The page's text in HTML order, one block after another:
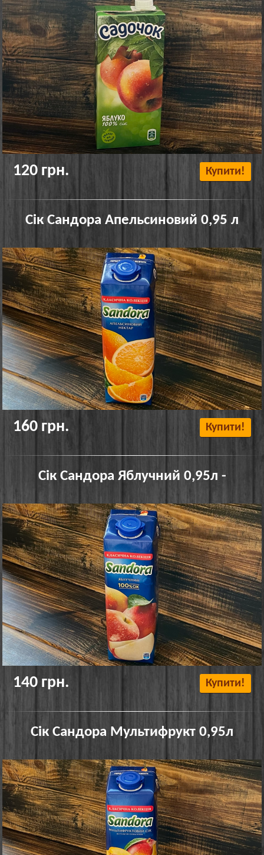
120 грн. Купити!
Сік Сандора Апельсиновий 0,95 л
160 грн. Купити!
Сік Сандора Яблучний 0,95л -
140 грн. Купити!
Сік Сандора Мультифрукт 0,95л